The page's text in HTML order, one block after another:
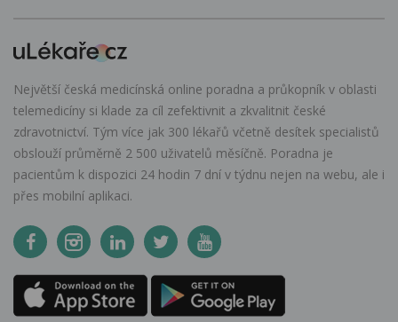
Největší česká medicínská online poradna a průkopník v oblasti
telemedicíny si klade za cíl zefektivnit a zkvalitnit české
zdravotnictví. Tým více jak 300 lékařů včetně desítek specialistů
obslouží průměrně 2 500 uživatelů měsíčně. Poradna je
pacientům k dispozici 24 hodin 7 dní v týdnu nejen na webu, ale i
přes mobilní aplikaci.